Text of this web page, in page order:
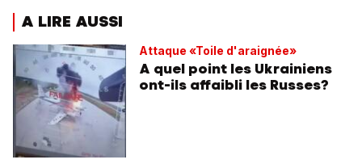
A LIRE AUSSI
Attaque «Toile d'araignée»
A quel point les Ukrainiens
ont-ils affaibli les Russes?